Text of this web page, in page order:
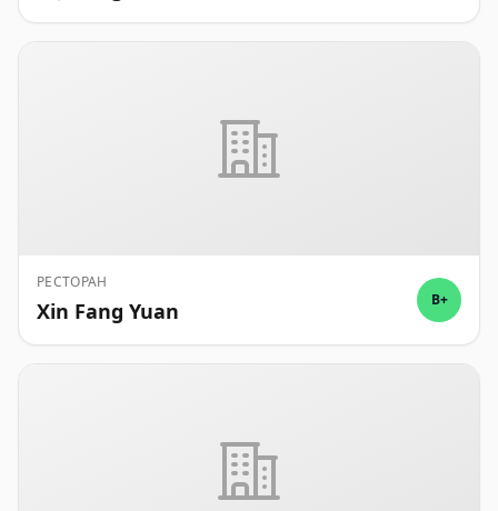
РЕСТОРАН
Xin Fang Yuan B+